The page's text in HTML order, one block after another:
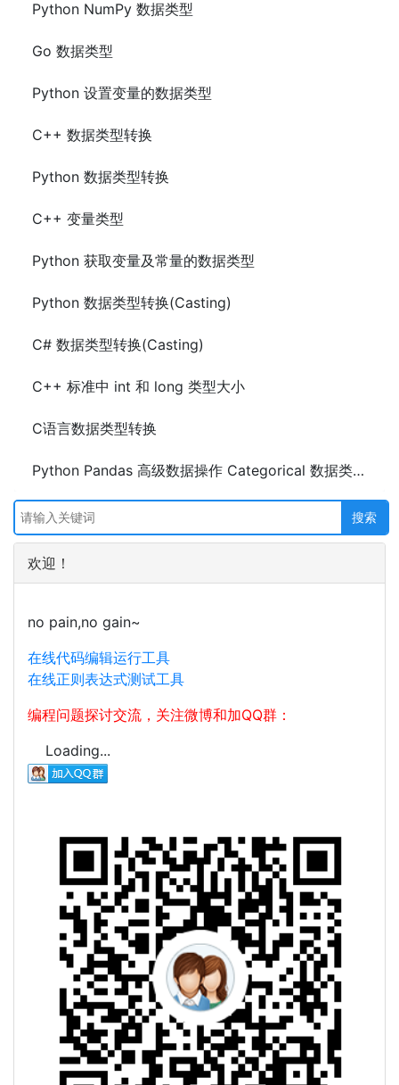
Python NumPy 数据类型
Go 数据类型
Python 设置变量的数据类型
C++ 数据类型转换
Python 数据类型转换
C++ 变量类型
Python 获取变量及常量的数据类型
Python 数据类型转换(Casting)
C# 数据类型转换(Casting)
C++ 标准中 int 和 long 类型大小
C语言数据类型转换
Python Pandas 高级数据操作 Categorical 数据类型的使用
欢迎！
no pain,no gain~
在线代码编辑运行工具
在线正则表达式测试工具
编程问题探讨交流，关注微博和加QQ群：
Loading...